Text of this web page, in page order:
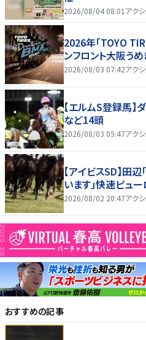
2026/08/04 08:01 アク
2026年「TOYO
ンフロント大阪う
2026/08/03 07:42アク
【エルムS登録馬】
など14頭
2026/08/03 05:47アク
【アイビスSD】田
います」快速ピュ
2026/08/02 20:47アク
おすすめの記事